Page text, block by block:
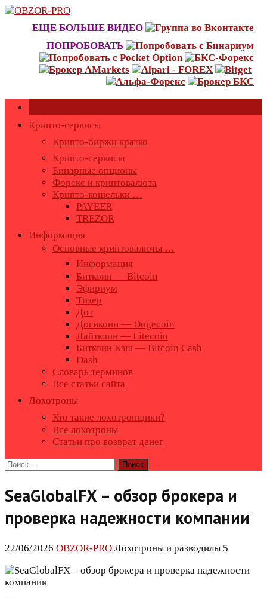
Skip
content
ЕЩЕ БОЛЬШЕ ВИДЕО
ПОПРОБОВАТЬ
Крипто-сервисы
Крипто-биржи кратко
Крипто-сервисы
Бинарные опционы
Форекс и криптовалюта
Крипто-кошельки …
PAYEER
TREZOR
Информация
Основные криптовалюты …
Информация
Биткоин — Bitcoin
Эфириум
Тизер
Дот
Догикоин — Dogecoin
Лайткоин — Litecoin
Биткоин Кэш — Bitcoin Cash
Dash
Словарь терминов
Все статьи сайта
Лохотроны
Кто такие лохотронщики?
Все лохотроны
Статьи про возврат денег
Найти:
SeaGlobalFX – обзор брокера и
проверка надежности компании
22/06/2026 OBZOR-PRO Лохотроны и разводилы 5